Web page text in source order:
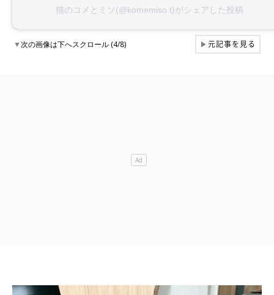
猫のコメとミソ(@komemiso.t)がシェアした投稿
▼次の画像は下へスクロール (4/8) ▶元記事を見る